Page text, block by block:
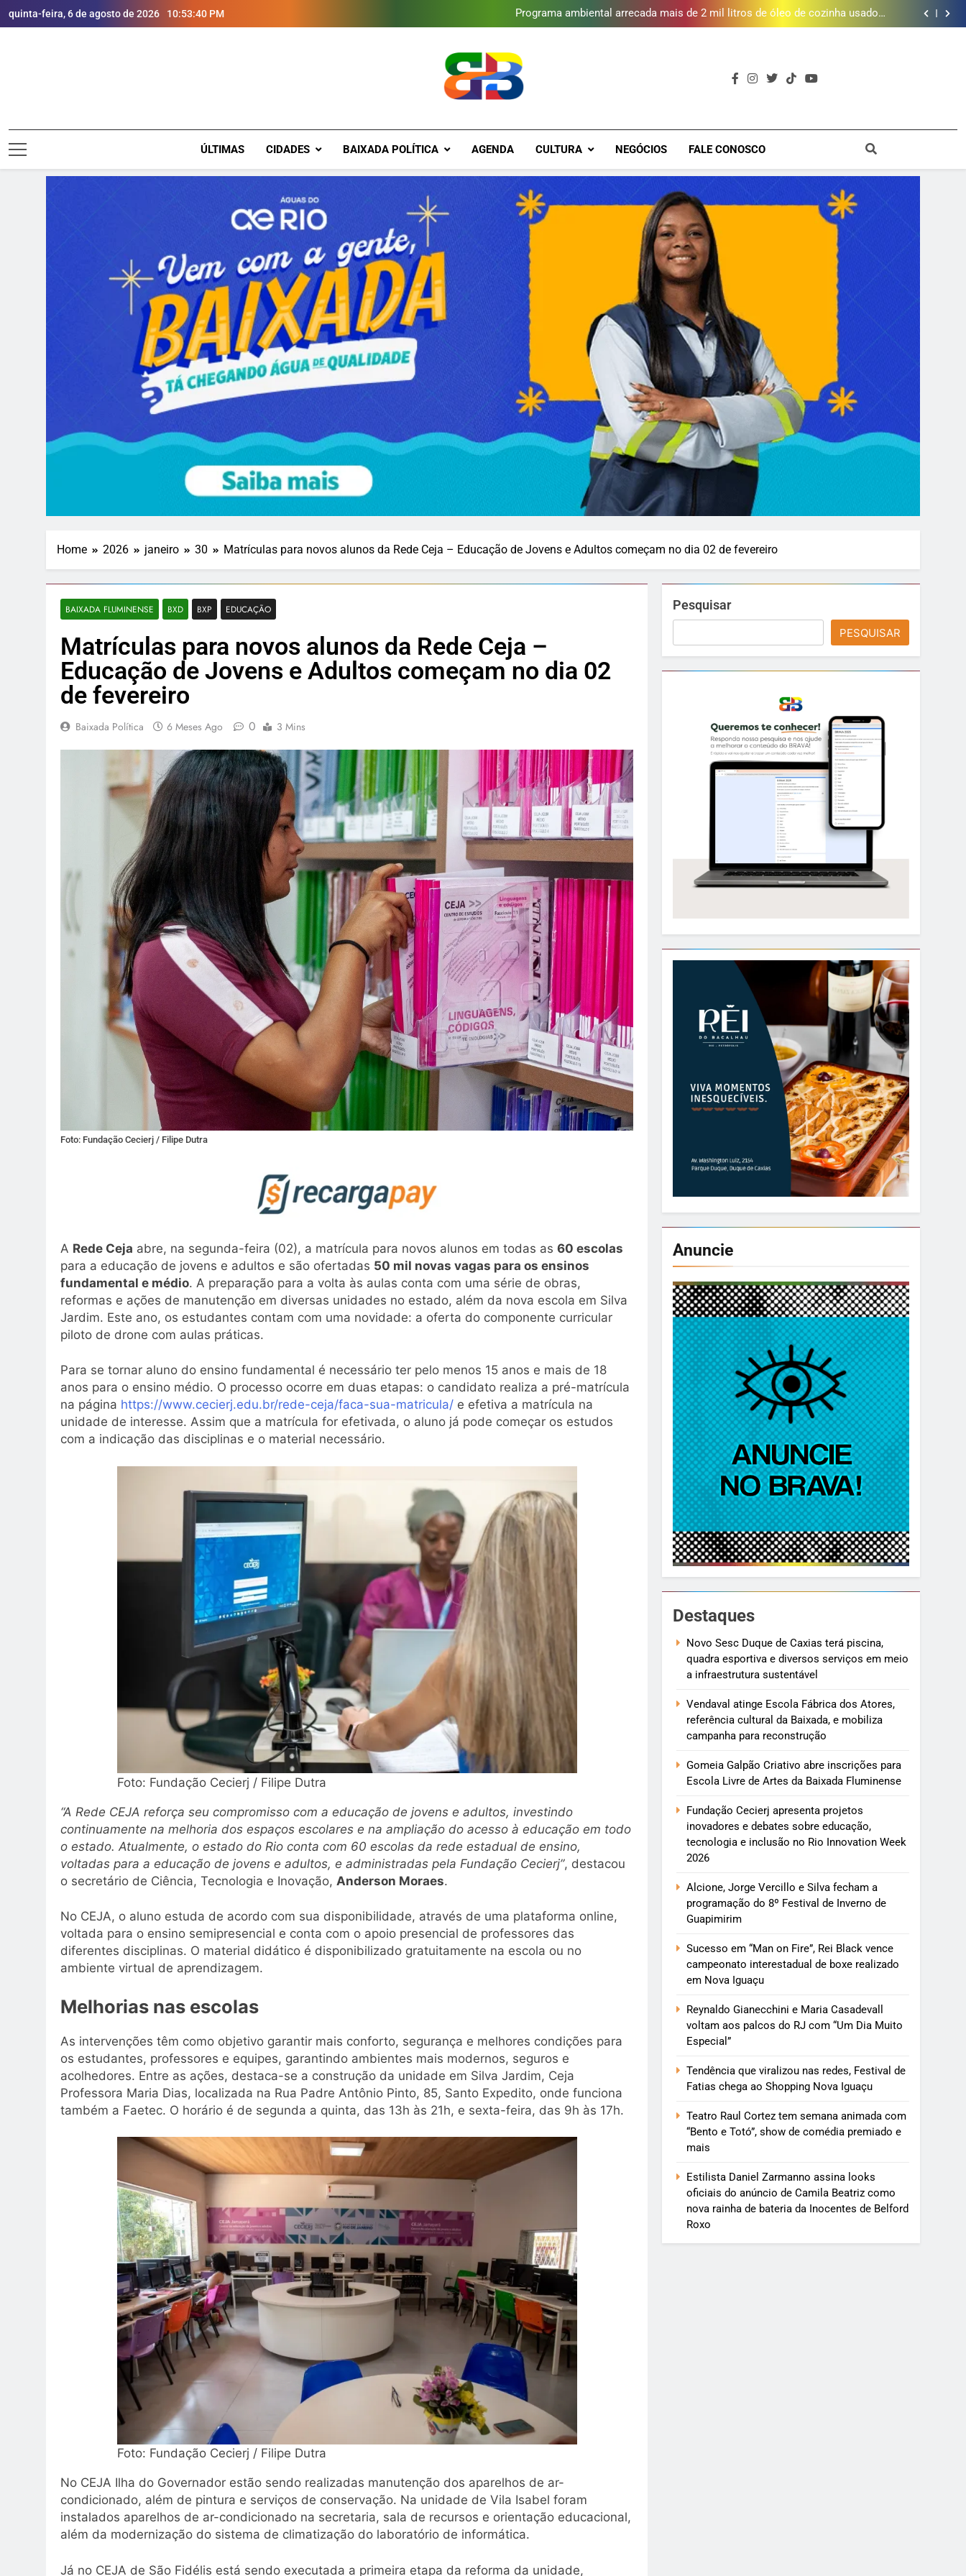
quinta-feira, 6 de agosto de 2026 10:53:42 PM
Programa ambiental arrecada mais de 2 mil litros de óleo de cozinha usado e
amplia rede de coleta em 18 municípios
Novo Sesc Duque de Caxias terá piscina, quadra esportiva e diversos serviços em
meio a infraestrutura sustentável
Programa ambiental arrecada mais de 2 mil litros de óleo de cozinha usado e
Novo Sesc Duque de Caxias terá piscina, quadra esportiva e diversos serviços em
meio a infraestrutura sustentável
Vendaval atinge Escola Fábrica dos Atores, referência cultural da Baixada, e
Gomeia Galpão Criativo abre inscrições para Escola Livre de Artes da Baixada
Brava Baixada
ÚLTIMAS CIDADES BAIXADA POLÍTICA AGENDA CULTURA NEGÓCIOS FALE CONOSCO
Home 2026 janeiro 30 Matrículas para novos alunos da Rede Ceja – Educação de Jovens e Adultos começam no dia 02 de fevereiro
BAIXADA FLUMINENSE BXD BXP EDUCAÇÃO
Matrículas para novos alunos da Rede Ceja –
Educação de Jovens e Adultos começam no dia 02
de fevereiro
Baixada Política 6 Meses Ago 0 3 Mins
Foto: Fundação Cecierj / Filipe Dutra
A Rede Ceja abre, na segunda-feira (02), a matrícula para novos alunos em todas as 60 escolas
para a educação de jovens e adultos e são ofertadas 50 mil novas vagas para os ensinos
fundamental e médio. A preparação para a volta às aulas conta com uma série de obras,
reformas e ações de manutenção em diversas unidades no estado, além da nova escola em Silva
Jardim. Este ano, os estudantes contam com uma novidade: a oferta do componente curricular
piloto de drone com aulas práticas.
Para se tornar aluno do ensino fundamental é necessário ter pelo menos 15 anos e mais de 18
anos para o ensino médio. O processo ocorre em duas etapas: o candidato realiza a pré-matrícula
na página https://www.cecierj.edu.br/rede-ceja/faca-sua-matricula/ e efetiva a matrícula na
unidade de interesse. Assim que a matrícula for efetivada, o aluno já pode começar os estudos
com a indicação das disciplinas e o material necessário.
Foto: Fundação Cecierj / Filipe Dutra
“A Rede CEJA reforça seu compromisso com a educação de jovens e adultos, investindo
continuamente na melhoria dos espaços escolares e na ampliação do acesso à educação em todo
o estado. Atualmente, o estado do Rio conta com 60 escolas da rede estadual de ensino,
voltadas para a educação de jovens e adultos, e administradas pela Fundação Cecierj”, destacou
o secretário de Ciência, Tecnologia e Inovação, Anderson Moraes.
No CEJA, o aluno estuda de acordo com sua disponibilidade, através de uma plataforma online,
voltada para o ensino semipresencial e conta com o apoio presencial de professores das
diferentes disciplinas. O material didático é disponibilizado gratuitamente na escola ou no
ambiente virtual de aprendizagem.
Melhorias nas escolas
As intervenções têm como objetivo garantir mais conforto, segurança e melhores condições para
os estudantes, professores e equipes, garantindo ambientes mais modernos, seguros e
acolhedores. Entre as ações, destaca-se a construção da unidade em Silva Jardim, Ceja
Professora Maria Dias, localizada na Rua Padre Antônio Pinto, 85, Santo Expedito, onde funciona
também a Faetec. O horário é de segunda a quinta, das 13h às 21h, e sexta-feira, das 9h às 17h.
Foto: Fundação Cecierj / Filipe Dutra
No CEJA Ilha do Governador estão sendo realizadas manutenção dos aparelhos de ar-
condicionado, além de pintura e serviços de conservação. Na unidade de Vila Isabel foram
instalados aparelhos de ar-condicionado na secretaria, sala de recursos e orientação educacional,
além da modernização do sistema de climatização do laboratório de informática.
Já no CEJA de São Fidélis está sendo executada a primeira etapa da reforma da unidade,
Pesquisar
PESQUISAR
Anuncie
Destaques
Novo Sesc Duque de Caxias terá piscina,
quadra esportiva e diversos serviços em meio
a infraestrutura sustentável
Vendaval atinge Escola Fábrica dos Atores,
referência cultural da Baixada, e mobiliza
campanha para reconstrução
Gomeia Galpão Criativo abre inscrições para
Escola Livre de Artes da Baixada Fluminense
Fundação Cecierj apresenta projetos
inovadores e debates sobre educação,
tecnologia e inclusão no Rio Innovation Week
2026
Alcione, Jorge Vercillo e Silva fecham a
programação do 8º Festival de Inverno de
Guapimirim
Sucesso em “Man on Fire”, Rei Black vence
campeonato interestadual de boxe realizado
em Nova Iguaçu
Reynaldo Gianecchini e Maria Casadevall
voltam aos palcos do RJ com “Um Dia Muito
Especial”
Tendência que viralizou nas redes, Festival de
Fatias chega ao Shopping Nova Iguaçu
Teatro Raul Cortez tem semana animada com
“Bento e Totó”, show de comédia premiado e
mais
Estilista Daniel Zarmanno assina looks
oficiais do anúncio de Camila Beatriz como
nova rainha de bateria da Inocentes de Belford
Roxo